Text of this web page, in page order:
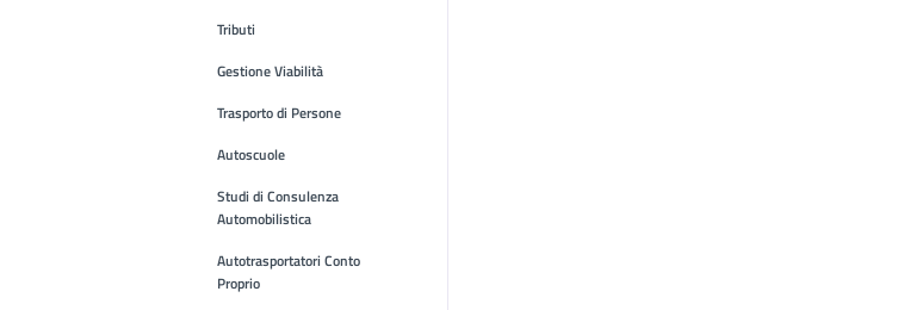
Tributi
Gestione Viabilità
Trasporto di Persone
Autoscuole
Studi di Consulenza
Automobilistica
Autotrasportatori Conto
Proprio